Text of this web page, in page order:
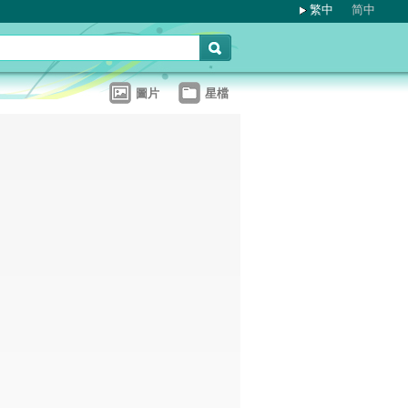
繁中 简中
圖片 星檔